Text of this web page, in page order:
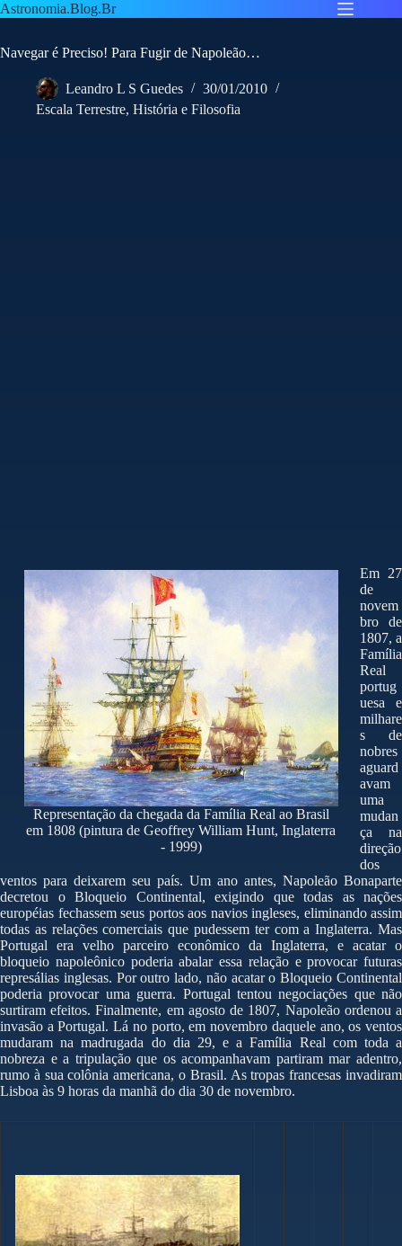
Pular
para
conteúdo
Astronomia.Blog.Br
Navegar é Preciso! Para Fugir de Napoleão…
Leandro L S Guedes
30/01/2010
Escala Terrestre, História e Filosofia
Representação da chegada da Família Real ao Brasil
em 1808 (pintura de Geoffrey William Hunt, Inglaterra
- 1999)
Em 27
de
novem
bro de
1807, a
Família
Real
portug
uesa e
milhare
s de
nobres
aguard
avam
uma
mudan
ça na
direção
dos
ventos para deixarem seu país. Um ano antes, Napoleão Bonaparte
decretou o Bloqueio Continental, exigindo que todas as nações
européias fechassem seus portos aos navios ingleses, eliminando assim
todas as relações comerciais que pudessem ter com a Inglaterra. Mas
Portugal era velho parceiro econômico da Inglaterra, e acatar o
bloqueio napoleônico poderia abalar essa relação e provocar futuras
represálias inglesas. Por outro lado, não acatar o Bloqueio Continental
poderia provocar uma guerra. Portugal tentou negociações que não
surtiram efeitos. Finalmente, em agosto de 1807, Napoleão ordenou a
invasão a Portugal. Lá no porto, em novembro daquele ano, os ventos
mudaram na madrugada do dia 29, e a Família Real com toda a
nobreza e a tripulação que os acompanhavam partiram mar adentro,
rumo à sua colônia americana, o Brasil. As tropas francesas invadiram
Lisboa às 9 horas da manhã do dia 30 de novembro.